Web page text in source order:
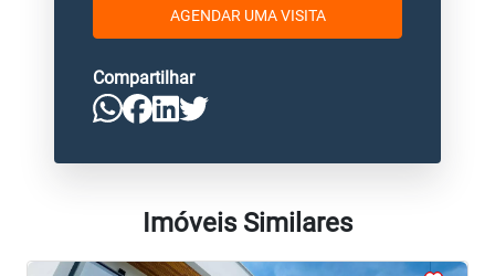
AGENDAR UMA VISITA
Compartilhar
Imóveis Similares